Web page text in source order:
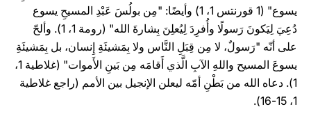
يسوع" (1 قورنتس 1، 1) وأيضًا: "مِن بولُسَ عَبْدِ المسيحِ يسوع
دُعِيَ لِيَكونَ رَسولًا وأُفرِدَ لِيُعلِنَ بِشارةَ الله" (رومة 1، 1). وألحّ
على أنّه "رَسولٌ، لا مِن قِبَلِ النَّاس ولا بِمَشيئَةِ إِنسان، بل بِمَشيئَةِ
يسوعَ المسيح واللهِ الآبِ الَّذي أَقامَه مِن بَينِ الأَموات" (غلاطية 1،
1). دعاه الله من بَطْنِ أمّه ليعلن الإنجيل بين الأمم (راجع غلاطية
1، 15-16).